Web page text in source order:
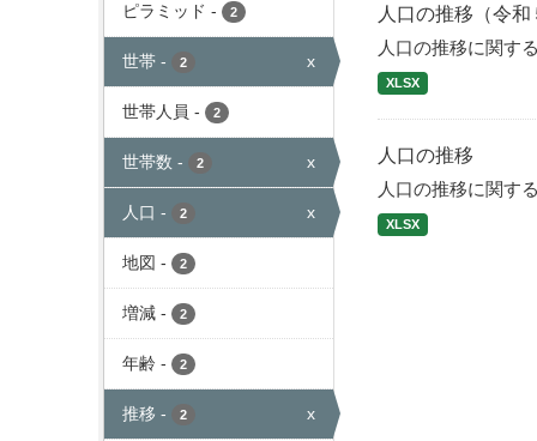
ピラミッド - 2
世帯 - 2 x
世帯人員 - 2
世帯数 - 2 x
人口 - 2 x
地図 - 2
増減 - 2
年齢 - 2
推移 - 2 x
人口の推移（令和
人口の推移に関す
XLSX
人口の推移
人口の推移に関す
XLSX